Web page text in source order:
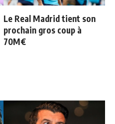
Le Real Madrid tient son
prochain gros coup à
70M€